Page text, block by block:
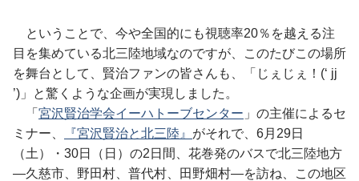
ということで、今や全国的にも視聴率20％を越える注
目を集めている北三陸地域なのですが、このたびこの場所
を舞台として、賢治ファンの皆さんも、「じぇじぇ！(‘ jj
’)」と驚くような企画が実現しました。
「 宮沢賢治学会イーハトーブセンター 」の主催によるセ
ミナー、
『宮沢賢治と北三陸』 がそれで、6月29日
（土）・30日（日）の2日間、花巻発のバスで北三陸地方
―久慈市、野田村、普代村、田野畑村―を訪ね、この地区